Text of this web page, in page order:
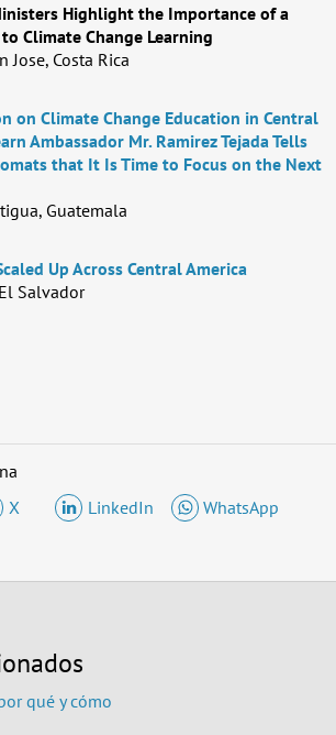
Highlight the Importance of a
Climate Change Learning
Jose, Costa Rica
on Climate Change Education in Central
Ambassador Mr. Ramirez Tejada Tells
that It Is Time to Focus on the Next
Guatemala
Up Across Central America
Salvador
X LinkedIn
WhatsApp
qué y cómo